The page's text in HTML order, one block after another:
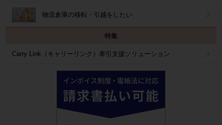
物流倉庫の移転・引越をしたい
特集
Carry Link（キャリーリンク）牽引支援ソリューション